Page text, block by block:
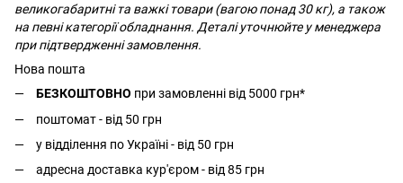
великогабаритні та важкі товари (вагою понад 30 кг), а також
на певні категорії обладнання. Деталі уточнюйте у менеджера
при підтвердженні замовлення.
Нова пошта
БЕЗКОШТОВНО при замовленні від 5000 грн*
поштомат - від 50 грн
у відділення по Україні - від 50 грн
адресна доставка кур'єром - від 85 грн